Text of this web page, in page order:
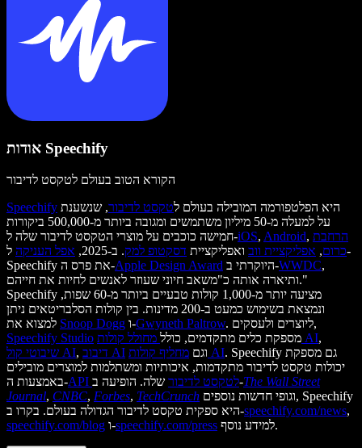
אודות Speechify
הקורא הטוב בעולם לטקסט לדיבור
Speechify
היא הפלטפורמה המובילה בעולם לטקסט לדיבור, שנשענת
על למעלה מ-50 מיליון משתמשים ומגובה ביותר מ-500,000 ביקורות
חמישה כוכבים על מוצרי הטקסט לדיבור שלה ל-iOS, Android, הרחבת
כרום, אפליקציית ווב ואפליקציית דסקטופ למק. ב-2025, אפל העניקה ל-
Speechify את פרס ה-Apple Design Award היוקרתי ב-WWDC,
ותיארה אותה כ"משאב חיוני שעוזר לאנשים לחיות את חייהם."
Speechify מציעה יותר מ-1,000 קולות טבעיים ביותר מ-60 שפות,
ונמצאת בשימוש כמעט ב-200 מדינות. בין קולות הסלבריטאים ניתן
Snoop Dogg ו-Gwyneth Paltrow
. ליוצרים ולעסקים,
Speechify Studio
מספקת כלים מתקדמים, כולל מחולל קולות AI,
שיבוטי קול AI, דיבוב AI וגם מחליף קולות AI. Speechify גם מספקת
יכולות טקסט לדיבור מתקדמות, איכותיות ומשתלמות למוצרים מובילים
באמצעות ה-
API לטקסט לדיבורשלה. הופיעה ב-The Wall Street
Journal, CNBC, Forbes, TechCrunch
היא ספקית טקסט לדיבור הגדולה בעולם. בקרו ב-speechify.com/news,
speechify.com/blog ו-speechify.com/press למידע נוסף.